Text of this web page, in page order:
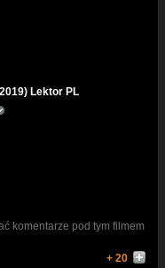
Lektor PL
komentarze pod tym filmem
+ 20